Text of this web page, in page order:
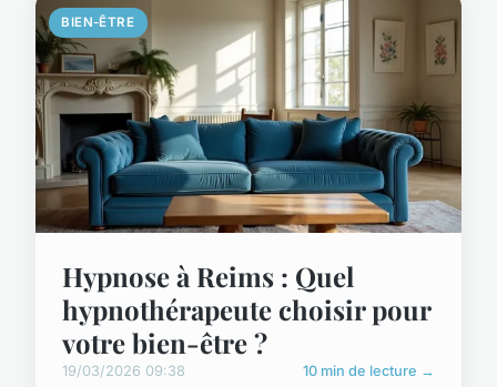
BIEN-ÊTRE
Hypnose à Reims : Quel
hypnothérapeute choisir pour
votre bien-être ?
19/03/2026 09:38 10 min de lecture →